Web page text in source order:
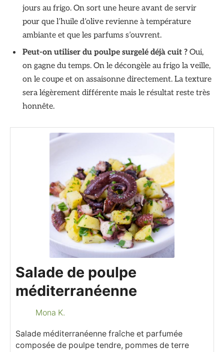
jours au frigo. On sort une heure avant de servir
pour que l’huile d’olive revienne à température
ambiante et que les parfums s’ouvrent.
Peut-on utiliser du poulpe surgelé déjà cuit ? Oui,
on gagne du temps. On le décongèle au frigo la veille,
on le coupe et on assaisonne directement. La texture
sera légèrement différente mais le résultat reste très
honnête.
Salade de poulpe
méditerranéenne
Mona K.
Salade méditerranéenne fraîche et parfumée
composée de poulpe tendre, pommes de terre